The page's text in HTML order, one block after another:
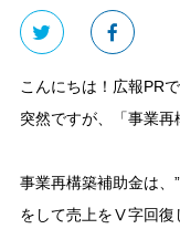
こんにちは！広報PRで
突然ですが、「事業再
事業再構築補助金は、
をして売上をⅤ字回復